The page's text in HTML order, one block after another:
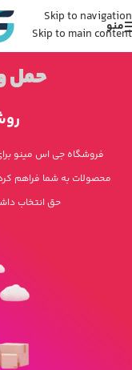
Skip to navigation
Skip to main content
منو
حمل
فروشگاه جی اس مینو
محصولات به شما فراهم
حق انتخاب